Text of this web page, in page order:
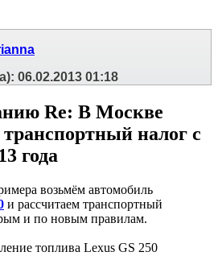
06.02.2013 01:18
Re: В Москве
налог с
года
возьмём автомобиль
и рассчитаем транспортный
и по новым правилам.
топлива Lexus GS 250